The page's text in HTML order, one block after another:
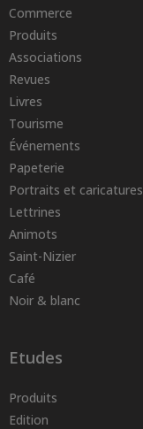
Commerce
Produits
Associations
Revues
Livres
Tourisme
Événements
Papeterie
Portraits et caricatures
Lettrines
Animots
Saint-Nizier
Café
Noir & blanc
Etudes
Produits
Edition